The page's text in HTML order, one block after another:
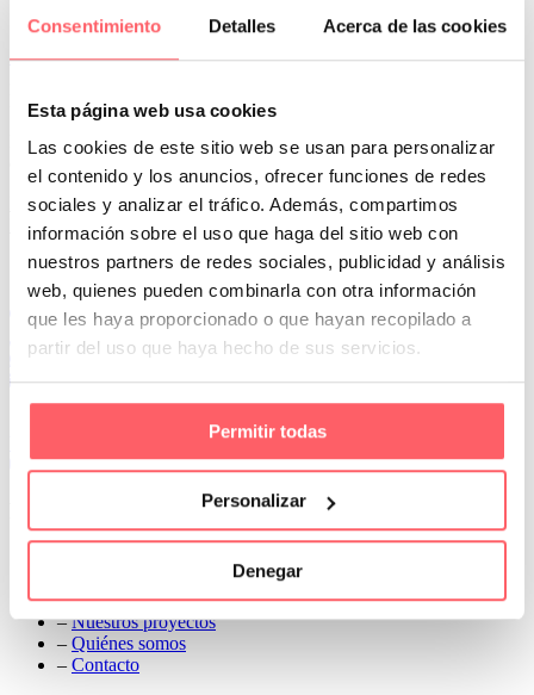
Consentimiento Detalles Acerca de las cookies
Esta página web usa cookies
Las cookies de este sitio web se usan para personalizar
el contenido y los anuncios, ofrecer funciones de redes
sociales y analizar el tráfico. Además, compartimos
información sobre el uso que haga del sitio web con
nuestros partners de redes sociales, publicidad y análisis
web, quienes pueden combinarla con otra información
que les haya proporcionado o que hayan recopilado a
partir del uso que haya hecho de sus servicios.
Permitir todas
Personalizar
Denegar
 
MODERNO
ESTILO TÉCNICO
Personaliza tu estancia con un enrollable imprimido con la imagen
Prev
Next
Conoce Cortinas Sanmar
c/ Madrid nº 87 Local 1 y 5 28970 Madrid
91 498 08 97
699 241 888
info@cortinassanmar.es
Qué y cómo lo hacemos
–Preguntas frecuentes
–Nuestros proyectos
– Quiénes somos
– Contacto